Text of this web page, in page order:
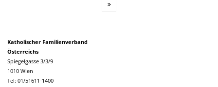
Katholischer Familienverband
Österreichs
Spiegelgasse 3/3/9
1010 Wien
Tel: 01/51611-1400